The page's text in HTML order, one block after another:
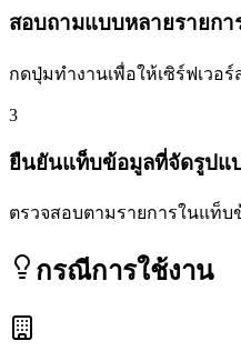
สอบถามแบบหลายรายก
กดปุ่มทำงานเพื่อให้เซิร์ฟเวอ
3
ยืนยันแท็บข้อมูลที่จัดรูปแ
ตรวจสอบตามรายการในแท็
กรณีการใช้งาน